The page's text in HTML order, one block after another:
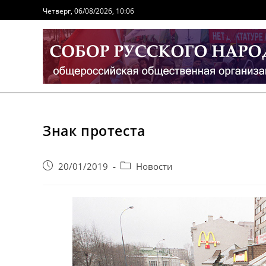
к
содержимому
Четверг, 06/08/2026, 10:06
Знак протеста
Запись20/01/2019
Post Новости